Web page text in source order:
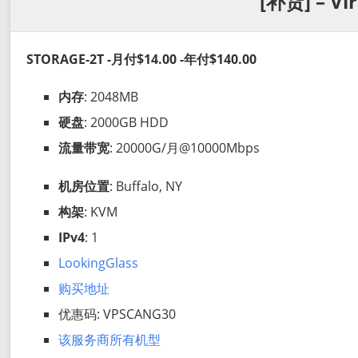
STORAGE-2T -月付$14.00 -年付$140.00
内存: 2048MB
硬盘: 2000GB HDD
流量带宽: 20000G/月@10000Mbps
机房位置: Buffalo, NY
构架: KVM
IPv4: 1
LookingGlass
购买地址
优惠码: VPSCANG30
该服务商所有机型